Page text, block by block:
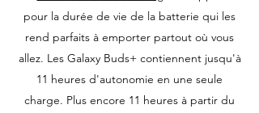
pour la durée de vie de la batterie qui les
rend parfaits à emporter partout où vous
allez. Les Galaxy Buds+ contiennent jusqu'à
11 heures d'autonomie en une seule
charge. Plus encore 11 heures à partir du